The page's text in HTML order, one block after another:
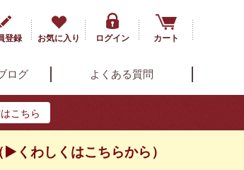
登録
お気に入り ログイン カート
ログ よくある質問
こちら
くわしくはこちらから）